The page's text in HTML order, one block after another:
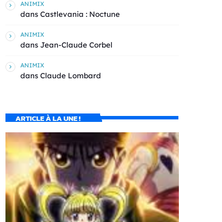
ANIMIX
dans Castlevania : Noctune
ANIMIX
dans Jean-Claude Corbel
ANIMIX
dans Claude Lombard
ARTICLE À LA UNE !